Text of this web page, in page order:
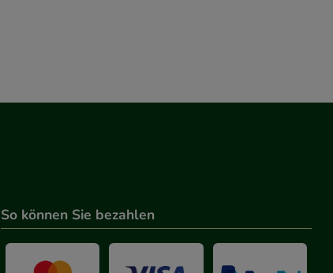
So können Sie bezahlen